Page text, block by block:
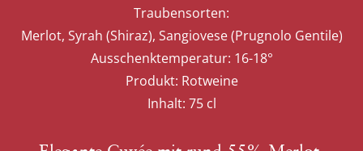
Traubensorten:
Merlot, Syrah (Shiraz), Sangiovese (Prugnolo Gentile)
Ausschenktemperatur: 16-18°
Produkt: Rotweine
Inhalt: 75 cl